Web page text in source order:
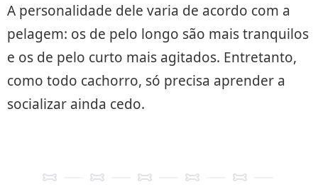
A personalidade dele varia de acordo com a
pelagem: os de pelo longo são mais tranquilos
e os de pelo curto mais agitados. Entretanto,
como todo cachorro, só precisa aprender a
socializar ainda cedo.